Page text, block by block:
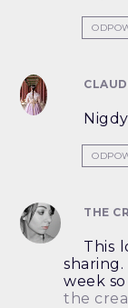
THE
This
week
the